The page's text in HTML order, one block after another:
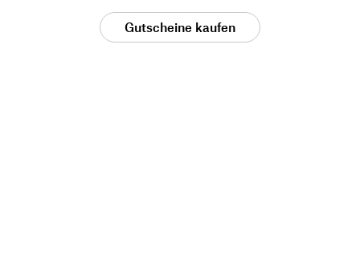
Gutscheine kaufen